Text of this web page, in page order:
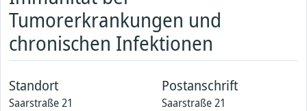
Tumorerkrankungen und
chronischen Infektionen
Standort
Saarstraße 21
Postanschrift
Saarstraße 21